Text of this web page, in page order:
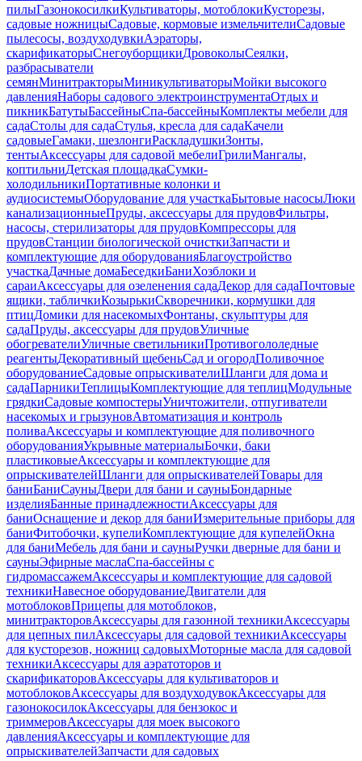
пилыГазонокосилкиКультиваторы, мотоблокиКусторезы,
садовые ножницыСадовые, кормовые измельчителиСадовые
пылесосы, воздуходувкиАэраторы,
скарификаторыСнегоуборщикиДровоколыСеялки,
разбрасыватели
семянМинитракторыМиникультиваторыМойки высокого
давленияНаборы садового электроинструментаОтдых и
пикникБатутыБассейныСпа-бассейныКомплекты мебели для
садаСтолы для садаСтулья, кресла для садаКачели
садовыеГамаки, шезлонгиРаскладушкиЗонты,
тентыАксессуары для садовой мебелиГрилиМангалы,
коптильниДетская площадкаСумки-
холодильникиПортативные колонки и
аудиосистемыОборудование для участкаБытовые насосыЛюки
канализационныеПруды, аксессуары для прудовФильтры,
насосы, стерилизаторы для прудовКомпрессоры для
прудовСтанции биологической очисткиЗапчасти и
комплектующие для оборудованияБлагоустройство
участкаДачные домаБеседкиБаниХозблоки и
сараиАксессуары для озеленения садаДекор для садаПочтовые
ящики, табличкиКозырькиСкворечники, кормушки для
птицДомики для насекомыхФонтаны, скульптуры для
садаПруды, аксессуары для прудовУличные
обогревателиУличные светильникиПротивогололедные
реагентыДекоративный щебеньСад и огородПоливочное
оборудованиеСадовые опрыскивателиШланги для дома и
садаПарникиТеплицыКомплектующие для теплицМодульные
грядкиСадовые компостерыУничтожители, отпугиватели
насекомых и грызуновАвтоматизация и контроль
поливаАксессуары и комплектующие для поливочного
оборудованияУкрывные материалыБочки, баки
пластиковыеАксессуары и комплектующие для
опрыскивателейШланги для опрыскивателейТовары для
баниБаниСауныДвери для бани и сауныБондарные
изделияБанные принадлежностиАксессуары для
баниОснащение и декор для баниИзмерительные приборы для
баниФитобочки, купелиКомплектующие для купелейОкна
для баниМебель для бани и сауныРучки дверные для бани и
сауныЭфирные маслаСпа-бассейны с
гидромассажемАксессуары и комплектующие для садовой
техникиНавесное оборудованиеДвигатели для
мотоблоковПрицепы для мотоблоков,
минитракторовАксессуары для газонной техникиАксессуары
для цепных пилАксессуары для садовой техникиАксессуары
для кусторезов, ножниц садовыхМоторные масла для садовой
техникиАксессуары для аэратоторов и
скарификаторовАксессуары для культиваторов и
мотоблоковАксессуары для воздуходувокАксессуары для
газонокосилокАксессуары для бензокос и
триммеровАксессуары для моек высокого
давленияАксессуары и комплектующие для
опрыскивателейЗапчасти для садовых